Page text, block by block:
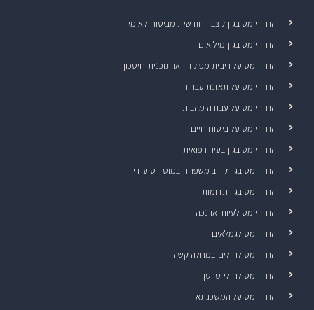
החזרי מס בגין קצבה חודשית מביטוח לאומי
החזרי מס בגין מילואים
החזר מס על ריבית מפיקדון או תוכנית חיסכון
החזרי מס על תאונת עבודה
החזרי מס על עבודה מהבית
החזרי מס על ביטוח חיים
החזרי מס בגין בעיה רפואית
החזר מס בגין קרוב משפחה במוסד סיעודי
החזר מס בגין תרומות
החזרי מס לעיוור או נכה
החזר מס לגמלאים
החזר מס לחולים במחלה קשה
החזר מס לחולי סרטן
החזר מס על המשכנתא